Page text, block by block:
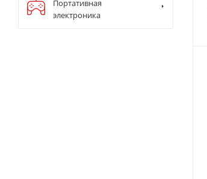
Портативная
электроника